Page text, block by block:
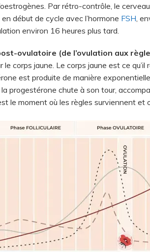
Par rétro-contrôle, le
début de cycle avec l’hormone FSH ,
environ 16 heures plus tard.
ovulatoire (de l’ovulation aux
le corps jaune. Le corps jaune est ce
est produite de manière
progestérone chute à son tour,
le moment où les règles surviennent et